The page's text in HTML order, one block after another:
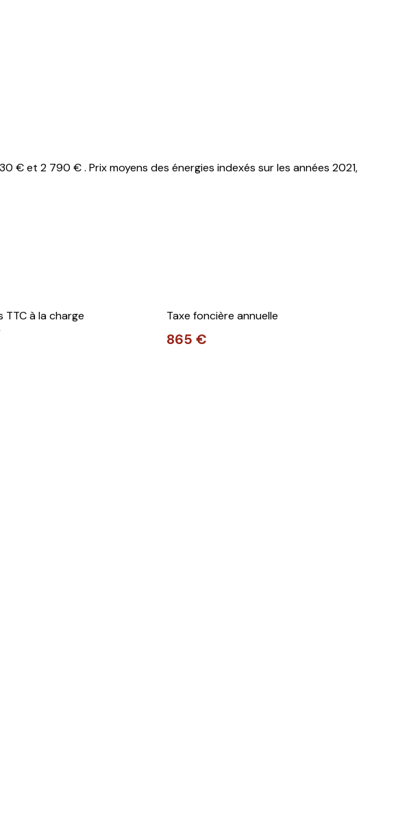
et 2 790 € . Prix moyens des énergies indexés sur les années 2021,
TTC à la charge
Taxe foncière annuelle
865 €